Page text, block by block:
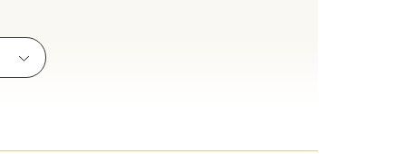
点滴（脂肪燃焼）